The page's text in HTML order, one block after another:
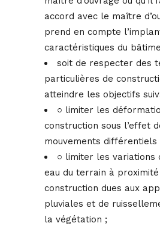
accord avec le maître
prend en compte
caractéristiques du
soit de respecter des
particulières de
atteindre les objectifs
○ limiter les
construction sous l’effet
mouvements différentiels
○ limiter les variations
eau du terrain à
construction dues aux
pluviales et de
la végétation ;